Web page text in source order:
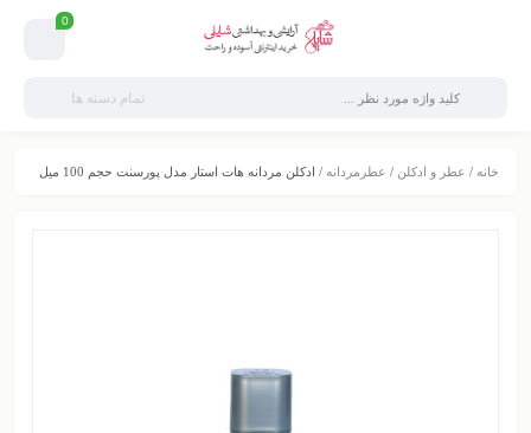
0
تمام دسته ها
خانه / عطر و ادکلن / عطرمردانه / ادکلن مردانه هات استار مدل پورسنت حجم 100 میل